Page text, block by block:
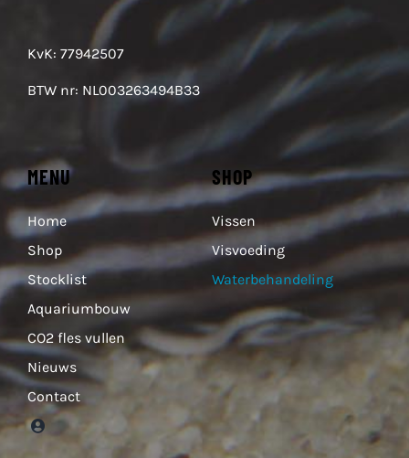
KvK: 77942507
BTW nr: NL003263494B33
MENU
Home
Shop
Stocklist
Aquariumbouw
CO2 fles vullen
Nieuws
Contact
SHOP
Vissen
Visvoeding
Waterbehandeling